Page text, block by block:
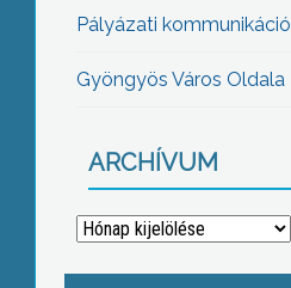
Pályázati kommunikáció
Gyöngyös Város Oldala
ARCHÍVUM
Archívum